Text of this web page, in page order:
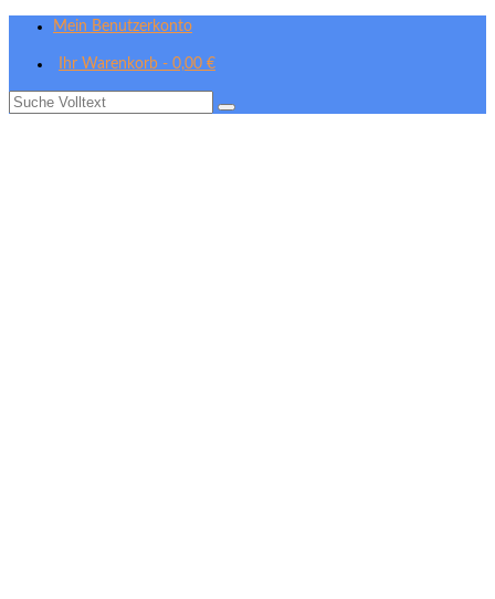
Mein Benutzerkonto
Ihr Warenkorb - 0,00 €
Suche